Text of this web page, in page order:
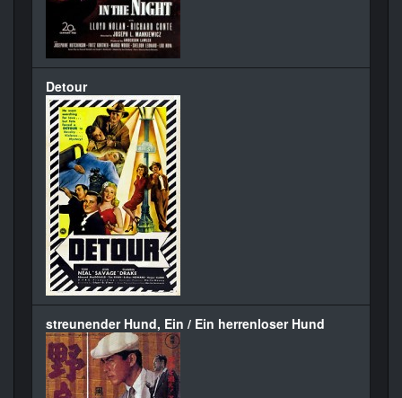
Detour
streunender Hund, Ein / Ein herrenloser Hund